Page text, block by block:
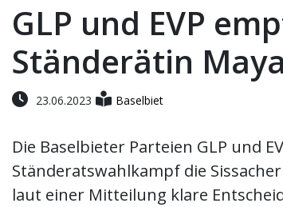
GLP und EVP
Ständerätin
23.06.2023 Baselbiet
Die Baselbieter Parteien GLP und
Ständeratswahlkampf die
laut einer Mitteilung klare